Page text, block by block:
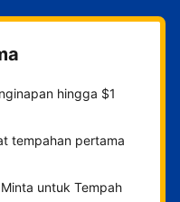
hingga $1
tempahan pertama
untuk Tempah